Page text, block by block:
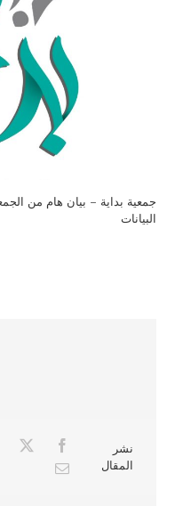
جمعية بداية – بيان هام من
البيانات
نشر
المقال